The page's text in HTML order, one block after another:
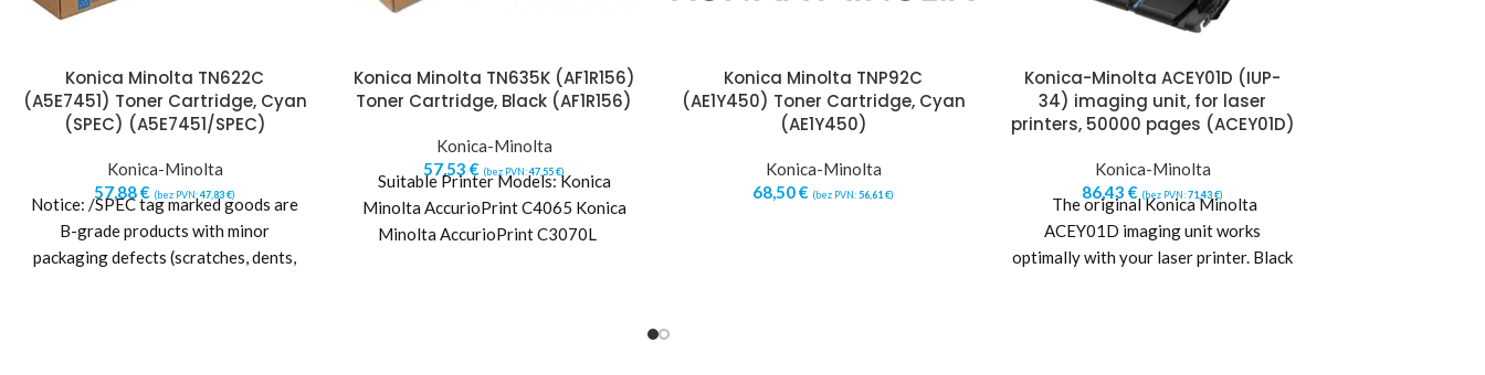
Konica Minolta TN622C
(A5E7451) Toner Cartridge, Cyan
(SPEC) (A5E7451/SPEC)
Konica-Minolta
57,88€ (bez PVN:47,83€)
Notice: /SPEC tag marked goods are
B-grade products with minor
packaging defects (scratches, dents,
Konica Minolta TN635K (AF1R156)
Toner Cartridge, Black (AF1R156)
Konica-Minolta
57,53 € (bez PVN:47,55€)
Suitable Printer Models: Konica
Minolta AccurioPrint C4065 Konica
Minolta AccurioPrint C3070L
Konica Minolta TNP92C
(AE1Y450) Toner Cartridge, Cyan
(AE1Y450)
Konica-Minolta
68,50€ (bez PVN: 56,61 €)
Konica-Minolta ACEY01D (IUP-
34) imaging unit, for laser
printers, 50000 pages (ACEY01D)
Konica-Minolta
86,43 € (bez PVN:71,43€)
The original Konica Minolta
ACEY01D imaging unit works
optimally with your laser printer. Black